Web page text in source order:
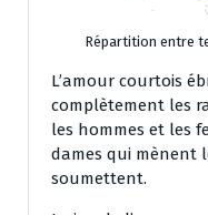
Répartition entre
L’amour courtois
complètement les
les hommes et les
dames qui mènent
soumettent.